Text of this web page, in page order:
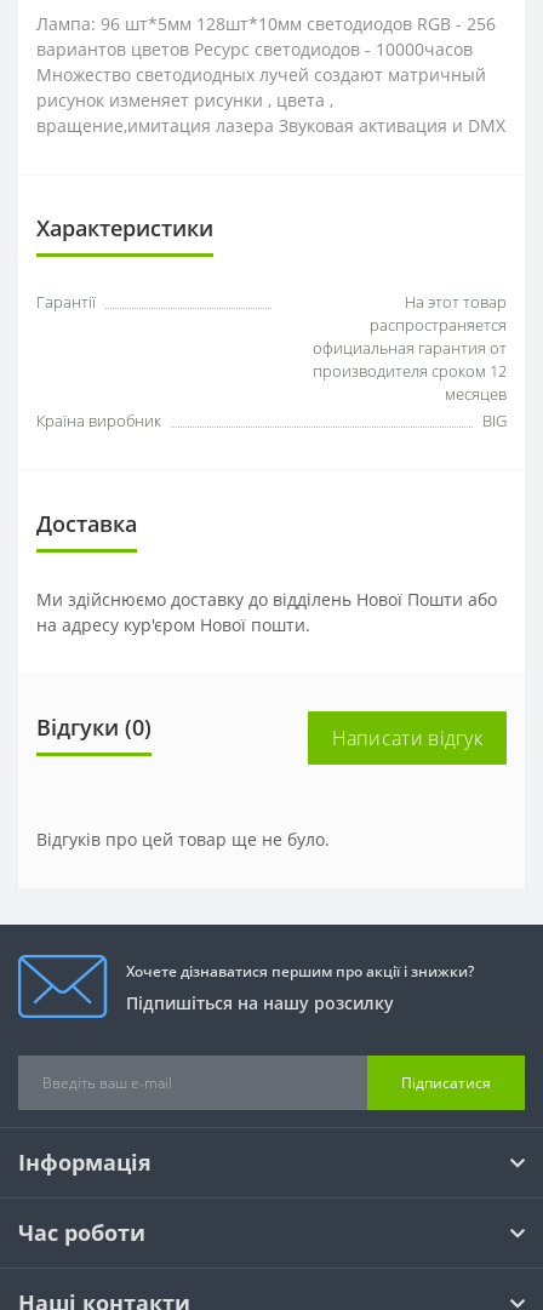
Лампа: 96 шт*5мм 128шт*10мм светодиодов RGB - 256
вариантов цветов Ресурс светодиодов - 10000часов
Множество светодиодных лучей создают матричный
рисунок изменяет рисунки , цвета ,
вращение,имитация лазера Звуковая активация и DMX
Характеристики
Гарантії
На этот товар
распространяется
официальная гарантия от
производителя сроком 12
месяцев
Країна виробник
BIG
Доставка
Ми здійснюємо доставку до відділень Нової Пошти або
на адресу кур'єром Нової пошти.
Відгуки (0) Написати відгук
Відгуків про цей товар ще не було.
Хочете дізнаватися першим про акції і знижки?
Підпишіться на нашу розсилку
Підписатися
Інформація
Час роботи
Наші контакти